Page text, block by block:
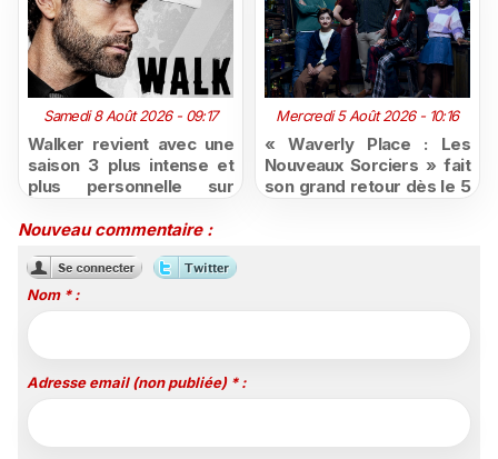
Samedi 8 Août 2026 - 09:17
Walker revient avec une
saison 3 plus intense et
plus personnelle sur
Mercredi 5 Août 2026 - 10:16
« Waverly Place : Les
Nouveaux Sorciers » fait
son grand retour dès le 5
Nouveau commentaire :
Nom * :
Adresse email (non publiée) * :